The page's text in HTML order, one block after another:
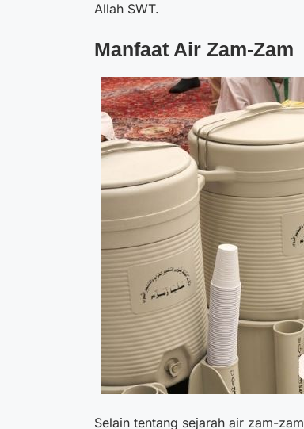
Allah SWT.
Manfaat Air Zam-Zam
Selain tentang sejarah air zam-zam